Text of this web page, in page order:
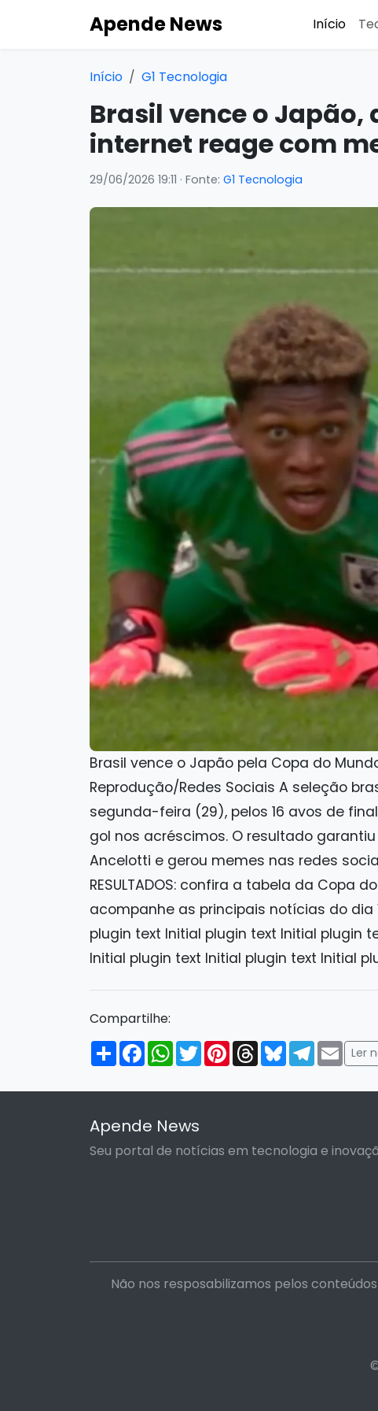
Apende News Início
Início G1 Tecnologia
Brasil vence o Japão,
internet reage com
29/06/2026 19:11 · Fonte: G1 Tecnologia
Brasil vence o Japão pela Copa do
Reprodução/Redes Sociais A seleção
segunda-feira (29), pelos 16 avos de
gol nos acréscimos. O resultado
Ancelotti e gerou memes nas redes
RESULTADOS: confira a tabela da Copa
acompanhe as principais notícias do
plugin text Initial plugin text Initial plugin
Initial plugin text Initial plugin text Initial
Compartilhe:
Compartilhar
FacebookWhatsApp
TwitterPinterestThreadsBlueskyTelegram
Email
Ler
Apende News
Seu portal de notícias em tecnologia e
Não nos resposabilizamos pelos